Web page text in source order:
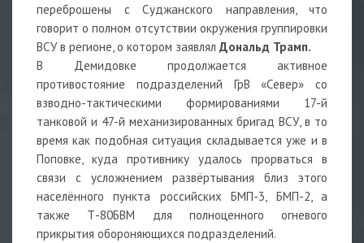
переброшены с Суджанского направления, что
говорит о полном отсутствии окружения группировки
ВСУ в регионе, о котором заявлял Дональд Трамп.
В Демидовке продолжается активное
противостояние подразделений ГрВ «Север» со
взводно-тактическими формированиями 17-й
танковой и 47-й механизированных бригад ВСУ, в то
время как подобная ситуация складывается уже и в
Поповке, куда противнику удалось прорваться в
связи с усложнением развёртывания близ этого
населённого пункта российских БМП-3, БМП-2, а
также Т-80БВМ для полноценного огневого
прикрытия обороняющихся подразделений.